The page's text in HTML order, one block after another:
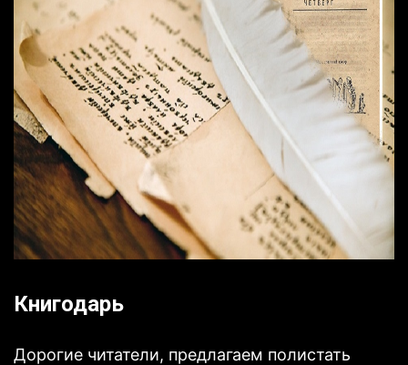
Книгодарь
Дорогие читатели, предлагаем полистать